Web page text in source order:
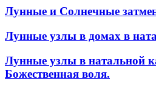
Лунные и Солнечные
Лунные узлы в домах в
Лунные узлы в натальной
Божественная воля.